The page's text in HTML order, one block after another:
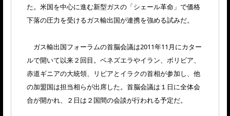
た。米国を中心に進む新型ガスの「シェール革命」で価格
下落の圧力を受けるガス輸出国が連携を強める試みだ。
ガス輸出国フォーラムの首脳会議は2011年11月にカター
ルで開いて以来２回目。ベネズエラやイラン、ボリビア、
赤道ギニアの大統領、リビアとイラクの首相が参加し、他
の加盟国は担当相らが出席した。首脳会議は１日に全体会
合が開かれ、２日は２国間の会談が行われる予定だ。